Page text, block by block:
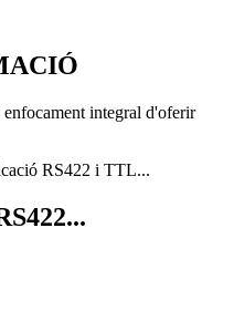
integral d'oferir